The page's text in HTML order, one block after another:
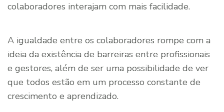
colaboradores interajam com mais facilidade.
A igualdade entre os colaboradores rompe com a
ideia da existência de barreiras entre profissionais
e gestores, além de ser uma possibilidade de ver
que todos estão em um processo constante de
crescimento e aprendizado.